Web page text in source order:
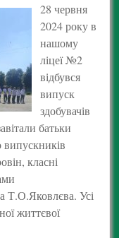
28 червня
2024 року в
нашому
ліцеї №2
відбувся
випуск
здобувачів
батьки
випускників
класні
Т.О.Яковлєва. Усі
життєвої